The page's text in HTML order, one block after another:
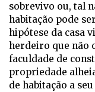
sobrevivo ou, tal
habitação pode
hipótese da casa
herdeiro que não
faculdade de
propriedade
de habitação a